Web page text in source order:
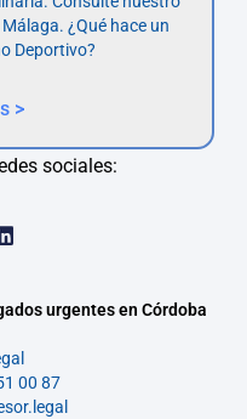
¿Qué hace un
Deportivo?
>
sociales:
urgentes en Córdoba
00 87